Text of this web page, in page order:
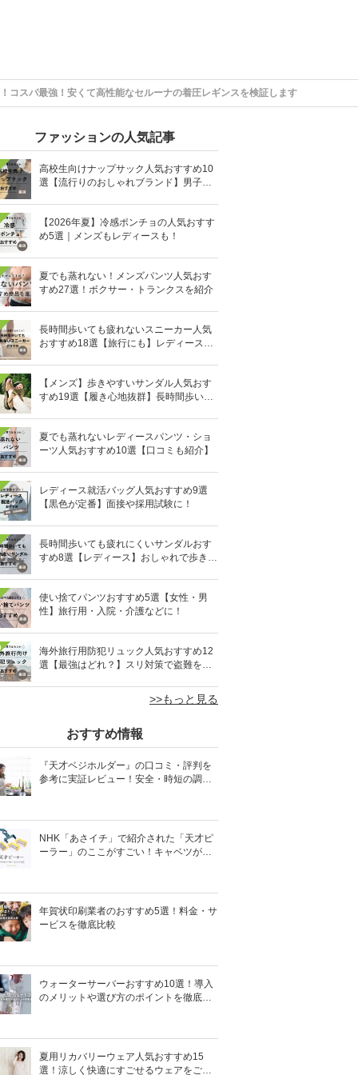
コスパ最強！安くて高性能なセルーナの着圧レギンスを検証します
ファッションの人気記事
高校生向けナップサック人気おすすめ10
選【流行りのおしゃれブランド】男子・
【2026年夏】冷感ポンチョの人気おすす
め5選｜メンズもレディースも！
夏でも蒸れない！メンズパンツ人気おす
すめ27選！ボクサー・トランクスを紹介
長時間歩いても疲れないスニーカー人気
おすすめ18選【旅行にも】レディース・
【メンズ】歩きやすいサンダル人気おす
すめ19選【履き心地抜群】長時間歩いて
夏でも蒸れないレディースパンツ・ショ
ーツ人気おすすめ10選【口コミも紹介】
レディース就活バッグ人気おすすめ9選
【黒色が定番】面接や採用試験に！
長時間歩いても疲れにくいサンダルおす
すめ8選【レディース】おしゃれで歩きや
使い捨てパンツおすすめ5選【女性・男
性】旅行用・入院・介護などに！
海外旅行用防犯リュック人気おすすめ12
選【最強はどれ？】スリ対策で盗難を防
>>もっと見る
おすすめ情報
『天才ベジホルダー』の口コミ・評判を
参考に実証レビュー！安全・時短の調理
NHK「あさイチ」で紹介された「天才ピ
ーラー」のここがすごい！キャベツがほ
年賀状印刷業者のおすすめ5選！料金・サ
ービスを徹底比較
ウォーターサーバーおすすめ10選！導入
のメリットや選び方のポイントを徹底解
夏用リカバリーウェア人気おすすめ15
選！涼しく快適にすごせるウェアをご紹